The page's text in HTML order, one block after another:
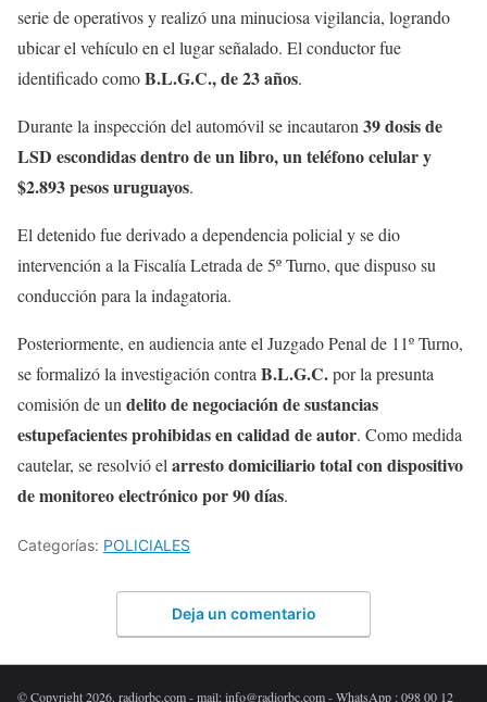
serie de operativos y realizó una minuciosa vigilancia, logrando
ubicar el vehículo en el lugar señalado. El conductor fue
identificado comoB.L.G.C., de 23 años.
Durante la inspección del automóvil se incautaron 39 dosis de
LSD escondidas dentro de un libro, un teléfono celular y
$2.893 pesos uruguayos.
El detenido fue derivado a dependencia policial y se dio
intervención a la Fiscalía Letrada de 5º Turno, que dispuso su
conducción para la indagatoria.
Posteriormente, en audiencia ante el Juzgado Penal de 11º Turno,
se formalizó la investigación contra B.L.G.C.por la presunta
comisión de un delito de negociación de sustancias
estupefacientes prohibidas en calidad de autor. Como medida
cautelar, se resolvió el arresto domiciliario total con dispositivo
de monitoreo electrónico por 90 días.
Categorías: POLICIALES
Deja un comentario
© Copyright 2026. radiorbc.com - mail: info@radiorbc.com - WhatsApp : 098 00 12